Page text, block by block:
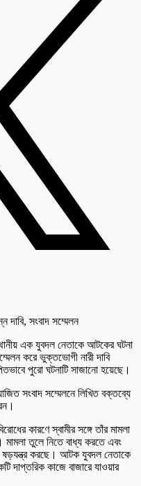
এক যুবদল নেতাকে আটকের ঘটনা
করে ভুক্তভোগী নারী দাবি
পুরো ঘটনাটি সাজানো হয়েছে।
সংবাদ সম্মেলনে লিখিত বক্তব্যে
কারণে স্বামীর সঙ্গে তাঁর মামলা
মামলা তুলে নিতে বাধ্য করতে এবং
ষড়যন্ত্র করছে। আটক যুবদল নেতাকে
দাপ্তরিক কাজে বাজারে যাওয়ার